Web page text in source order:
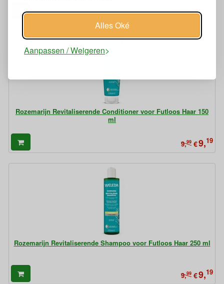
Alles Oké
Aanpassen / Weigeren
14,99 €13,
Rozemarijn Revitaliserende Conditioner voor Futloos Haar 150
ml
9,99 €9,19
Rozemarijn Revitaliserende Shampoo voor Futloos Haar 250 ml
9,99 €9,19